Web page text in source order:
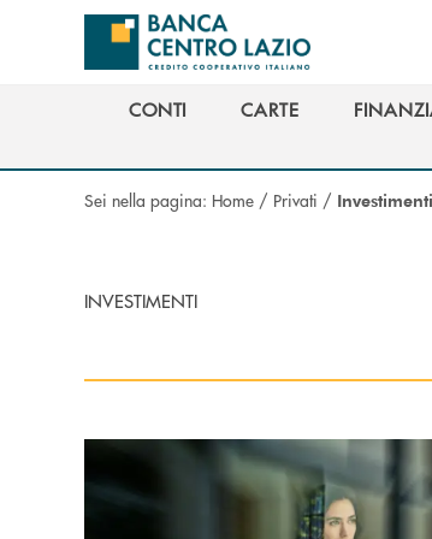
Salta al contenuto principale
CONTI
CARTE
Sei nella pagina: Home / Privati / Investimenti
INVESTIMENTI
Scopri di più Gestioni Patrimoniali